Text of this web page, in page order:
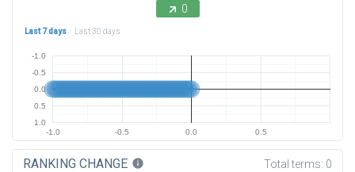
0
Last 7 days Last 30 days
-1.0 -0.5 0.0 0.5
-1.0
-0.5
0.0
0.5
1.0
RANKING CHANGE info Total terms: 0